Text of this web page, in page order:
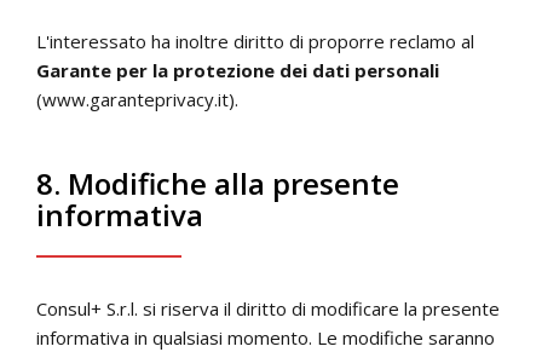
L'interessato ha inoltre diritto di proporre reclamo al
Garante per la protezione dei dati personali
(www.garanteprivacy.it).
8. Modifiche alla presente
informativa
Consul+ S.r.l. si riserva il diritto di modificare la presente
informativa in qualsiasi momento. Le modifiche saranno